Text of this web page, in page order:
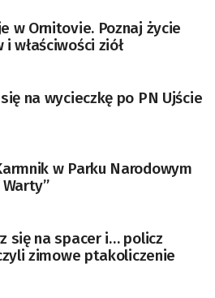
w Ornitovie. Poznaj życie
i właściwości ziół
na wycieczkę po PN Ujście
w Parku Narodowym
Warty”
się na spacer i… policz
zimowe ptakoliczenie